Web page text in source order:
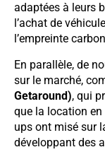
adaptées à leurs
l’achat de
l’empreinte
En parallèle, de
sur le marché,
Getaround), qui
que la location en
ups ont misé sur
développant des